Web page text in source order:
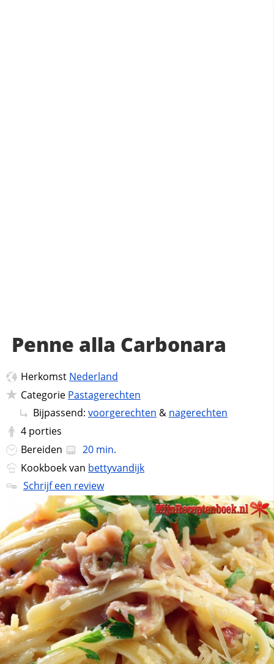
Penne alla Carbonara
Herkomst Nederland
Categorie Pastagerechten
Bijpassend: voorgerechten & nagerechten
4 porties
Bereiden
20 min.
Kookboek van bettyvandijk
Schrijf een review